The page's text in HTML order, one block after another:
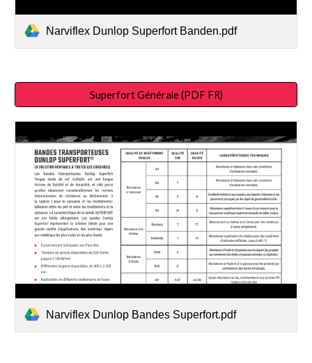
Narviflex Dunlop Superfort Banden.pdf
Superfort Générale (PDF FR)
Narviflex Dunlop Bandes Superfort.pdf